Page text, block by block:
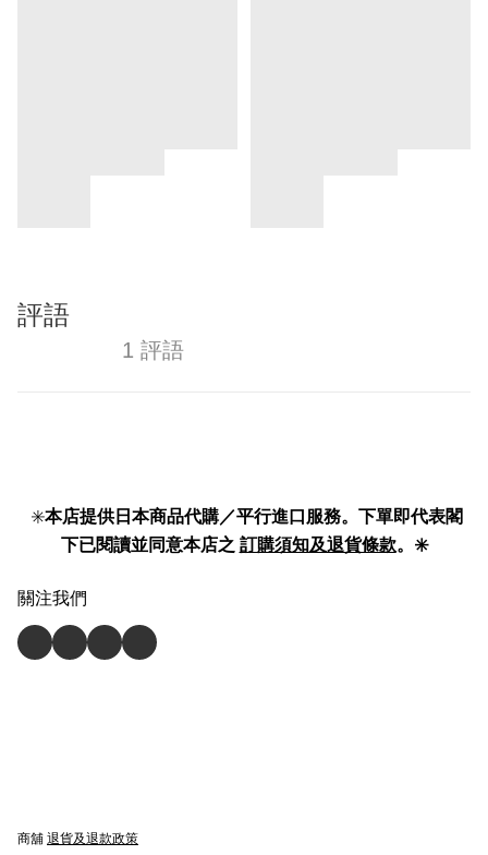
評語
1 評語
✳️本店提供日本商品代購／平行進口服務。下單即代表閣
下已閱讀並同意本店之 訂購須知及退貨條款。✳️
關注我們
商舖 退貨及退款政策